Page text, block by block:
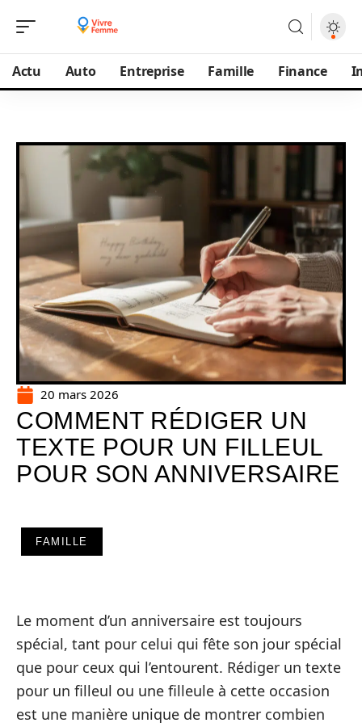
Actu Auto Entreprise Famille Finance
20 mars 2026
COMMENT RÉDIGER UN
TEXTE POUR UN FILLEUL
POUR SON ANNIVERSAIRE
FAMILLE
Le moment d’un anniversaire est toujours
spécial, tant pour celui qui fête son jour spécial
que pour ceux qui l’entourent. Rédiger un texte
pour un filleul ou une filleule à cette occasion
est une manière unique de montrer combien